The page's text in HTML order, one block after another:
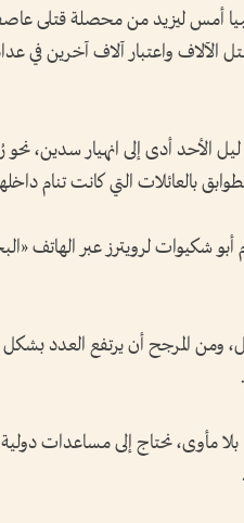
أمس ليزيد من محصلة قتلى
الآلاف واعتبار آلاف آخرين في
الأحد أدى إلى انهيار سدين، نحو
بالعائلات التي كانت تنام
شكيوات لرويترز عبر الهاتف
أحصينا حتى الآن أكثر من 5300 قتيل، ومن المرجح أن يرتفع
مأوى، نحتاج إلى مساعدات